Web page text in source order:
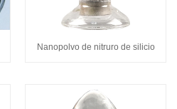
Nanopolvo de nitruro de silicio